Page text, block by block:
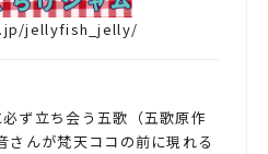
jellyfish_jelly/
必ず立ち会う五歌（五歌原作
んが梵天ココの前に現れる